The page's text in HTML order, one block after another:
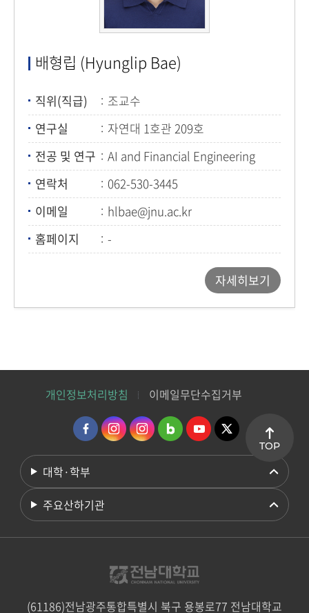
배형립 (Hyunglip Bae)
직위(직급)
조교수
연구실
자연대 1호관 209호
전공 및 연구
AI and Financial Engineering
연락처
062-530-3445
이메일
hlbae@jnu.ac.kr
홈페이지
-
자세히보기
개인정보처리방침 이메일무단수집거부
대학·학부
주요산하기관
(61186)전남광주통합특별시 북구 용봉로77 전남대학교
TOP